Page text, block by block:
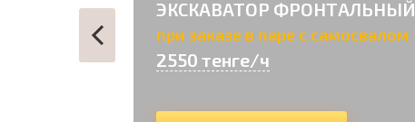
ЭКСКАВАТОР ФРОНТАЛЬНЫЙ
при заказе в паре с самосвалом
2550 тенге/ч